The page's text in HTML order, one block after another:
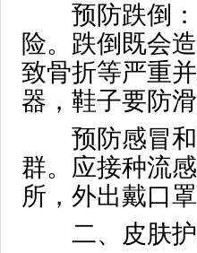
预防跌倒：
险。跌倒既会
致骨折等严重
器，鞋子要防滑
预防感冒和
群。应接种流
所，外出戴口罩
二、皮肤护